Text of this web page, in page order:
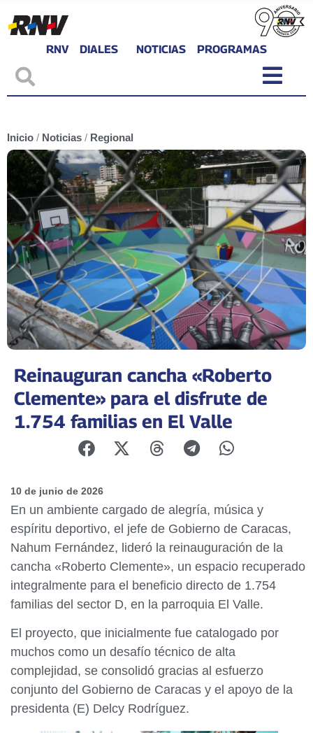
RNV DIALES NOTICIAS PROGRAMAS
Inicio / Noticias / Regional
Reinauguran cancha «Roberto
Clemente» para el disfrute de
1.754 familias en El Valle
10 de junio de 2026
En un ambiente cargado de alegría, música y
espíritu deportivo, el jefe de Gobierno de Caracas,
Nahum Fernández, lideró la reinauguración de la
cancha «Roberto Clemente», un espacio recuperado
integralmente para el beneficio directo de 1.754
familias del sector D, en la parroquia El Valle.
El proyecto, que inicialmente fue catalogado por
muchos como un desafío técnico de alta
complejidad, se consolidó gracias al esfuerzo
conjunto del Gobierno de Caracas y el apoyo de la
presidenta (E) Delcy Rodríguez.